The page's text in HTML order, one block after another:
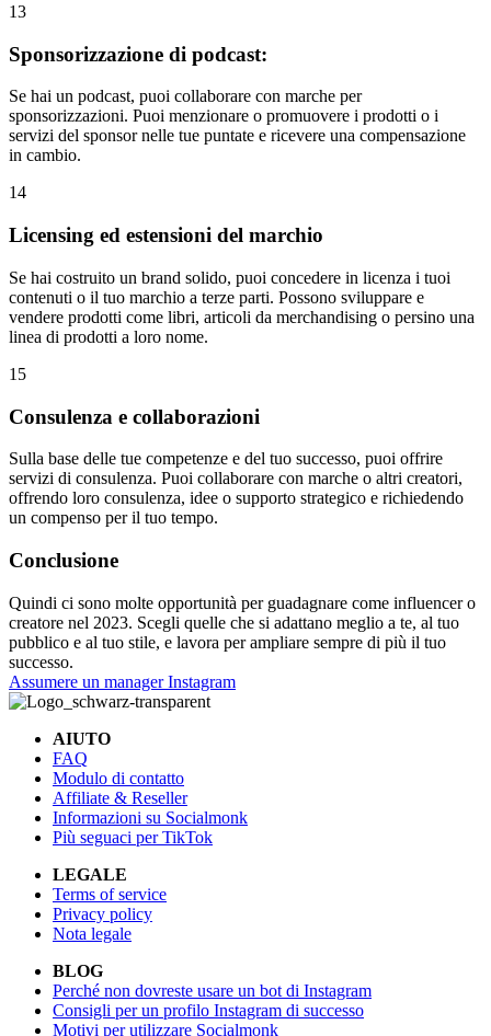
13
Sponsorizzazione di podcast:
Se hai un podcast, puoi collaborare con marche per
sponsorizzazioni. Puoi menzionare o promuovere i prodotti o i
servizi del sponsor nelle tue puntate e ricevere una compensazione
in cambio.
14
Licensing ed estensioni del marchio
Se hai costruito un brand solido, puoi concedere in licenza i tuoi
contenuti o il tuo marchio a terze parti. Possono sviluppare e
vendere prodotti come libri, articoli da merchandising o persino una
linea di prodotti a loro nome.
15
Consulenza e collaborazioni
Sulla base delle tue competenze e del tuo successo, puoi offrire
servizi di consulenza. Puoi collaborare con marche o altri creatori,
offrendo loro consulenza, idee o supporto strategico e richiedendo
un compenso per il tuo tempo.
Conclusione
Quindi ci sono molte opportunità per guadagnare come influencer o
creatore nel 2023. Scegli quelle che si adattano meglio a te, al tuo
pubblico e al tuo stile, e lavora per ampliare sempre di più il tuo
successo.
Assumere un manager Instagram
AIUTO
FAQ
Modulo di contatto
Affiliate & Reseller
Informazioni su Socialmonk
Più seguaci per TikTok
LEGALE
Terms of service
Privacy policy
Nota legale
BLOG
Perché non dovreste usare un bot di Instagram
Consigli per un profilo Instagram di successo
Motivi per utilizzare Socialmonk